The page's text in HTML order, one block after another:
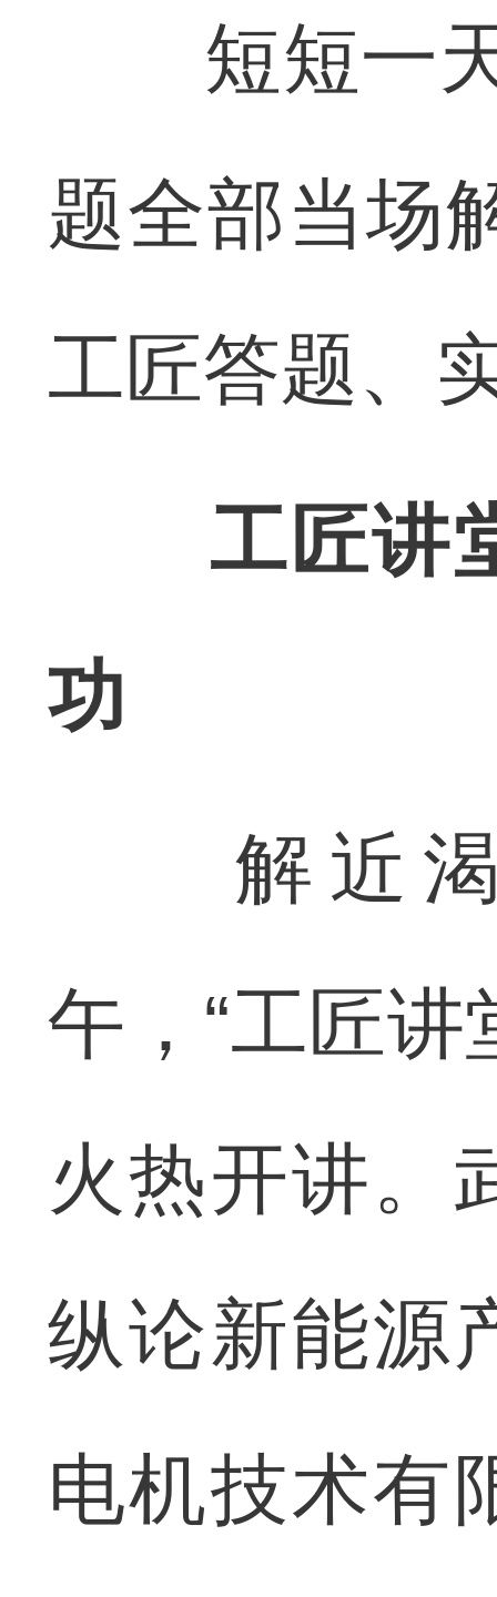
短短一天
题全部当场
工匠答题、
工匠讲
功
解近渴
午，“工匠
火热开讲。
纵论新能源
电机技术有